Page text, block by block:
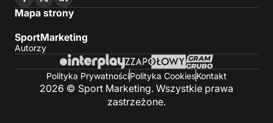
Mapa strony
SportMarketing
Autorzy
Polityka PrywatnościPolityka CookiesKontakt
2026 © Sport Marketing. Wszystkie prawa
zastrzeżone.